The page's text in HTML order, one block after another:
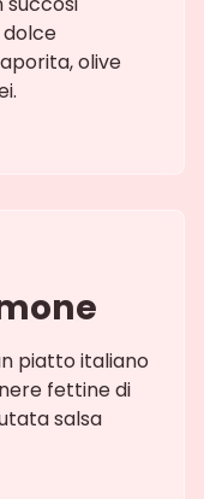
olive
piatto italiano
fettine di
salsa